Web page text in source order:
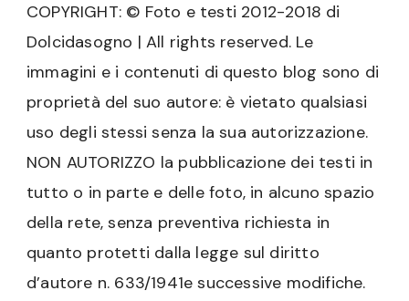
COPYRIGHT: © Foto e testi 2012-2018 di
Dolcidasogno | All rights reserved. Le
immagini e i contenuti di questo blog sono di
proprietà del suo autore: è vietato qualsiasi
uso degli stessi senza la sua autorizzazione.
NON AUTORIZZO la pubblicazione dei testi in
tutto o in parte e delle foto, in alcuno spazio
della rete, senza preventiva richiesta in
quanto protetti dalla legge sul diritto
d’autore n. 633/1941e successive modifiche.